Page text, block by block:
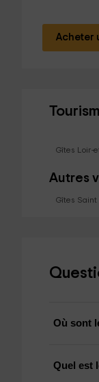
Acheter
Gîtes Loir-
Autres
Gîtes Saint
Où sont
Quel est